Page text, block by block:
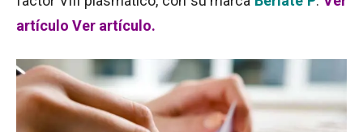
artículo Ver artículo.